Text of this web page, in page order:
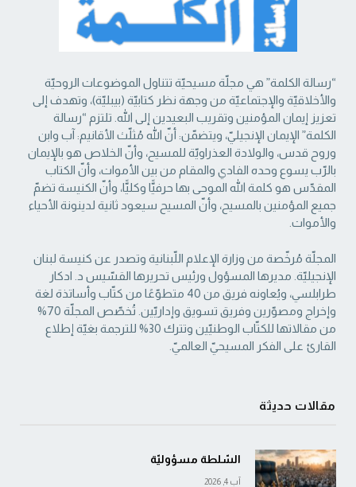
“رسالة الكلمة” هي مجلّة مسيحيّة تتناول الموضوعات الروحيّة
والأخلاقيّة والإجتماعيّة من ‏وجهة نظر كتابيّة (بيبليّة)، وتهدف إلى
تعزيز إيمان المؤمنين وتقريب البعيدين إلى الله. تلتزم “رسالة
‏الكلمة” الإيمان الإنجيليّ، ويتضمّن: أنّ الله مُثلّث الأقانيم: آب وابن
وروح قدس، والولادة العذراويّة ‏للمسيح، وأنّ الخلاص هو بالإيمان
بالرّب يسوع وحده الفادي والمقام من بين الأموات، وأنّ الكتاب
‏المقدّس هو كلمة الله الموحى بها حرفيًّا وكليًّا، وأنّ الكنيسة تضمّ
جميع المؤمنين بالمسيح، وأنّ المسيح ‏سيعود ثانية لدينونة الأحياء
والأموات. ‏
المجلّة مُرخّصة من وزارة الإعلام اللّبنانية وتصدر عن كنيسة لبنان
الإنجيليّة. مديرها المسؤول ‏ورئيس تحريرها القسّيس د. ادكار
طرابلسي، ويُعاونه فريق من 40 متطوّعًا من كتّاب وأساتذة لغة
‏وإخراج ومصوّرين وفريق تسويق وإداريّين. تُخصّص المجلّة 70%
من مقالاتها للكتّاب الوطنيّين ‏وتترك 30% للترجمة بغيّة إطلاع
القارئ على الفكر المسيحيّ العالميّ.‏
مقالات حديثة
السّلطة مسؤوليّة
آب 4, 2026